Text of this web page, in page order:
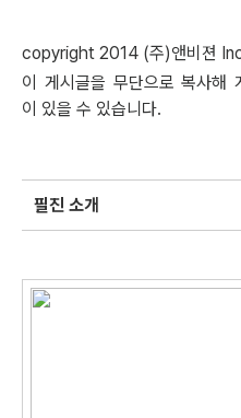
copyright 2014 (주)앤비젼
이
게시글을 무단으로 복사해
이 있을 수 있습니다.
필진 소개